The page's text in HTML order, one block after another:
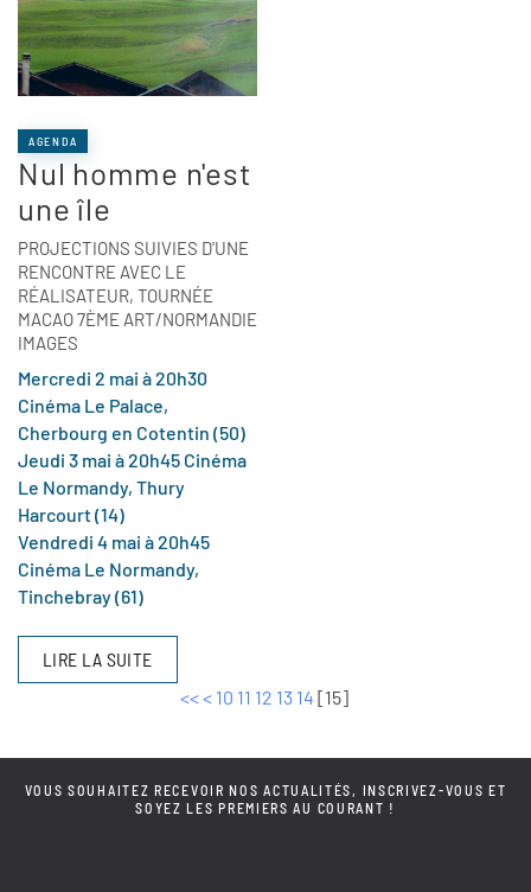
AGENDA
Nul homme n'est
une île
PROJECTIONS SUIVIES D'UNE
RENCONTRE AVEC LE
RÉALISATEUR, TOURNÉE
MACAO 7ÈME ART/NORMANDIE
IMAGES
Mercredi 2 mai à 20h30
Cinéma Le Palace,
Cherbourg en Cotentin (50)
Jeudi 3 mai à 20h45 Cinéma
Le Normandy, Thury
Harcourt (14)
Vendredi 4 mai à 20h45
Cinéma Le Normandy,
Tinchebray (61)
LIRE LA SUITE
<<< 10 11 12 13 14 [15]
VOUS SOUHAITEZ RECEVOIR NOS ACTUALITÉS, INSCRIVEZ-VOUS ET
SOYEZ LES PREMIERS AU COURANT !